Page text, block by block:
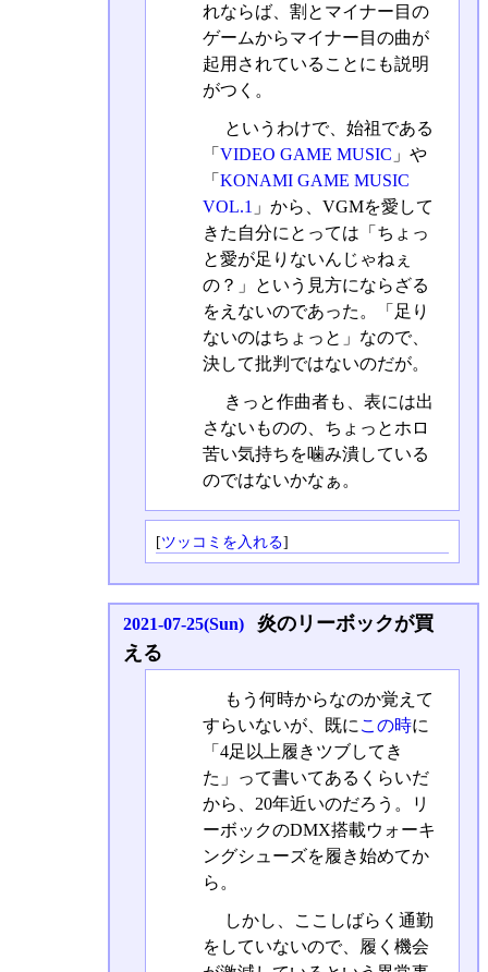
れならば、割とマイナー目の
ゲームからマイナー目の曲が
起用されていることにも説明
がつく。
というわけで、始祖である
「 VIDEO GAME MUSIC 」や
「 KONAMI GAME MUSIC
VOL.1 」から、VGMを愛して
きた自分にとっては「ちょっ
と愛が足りないんじゃねぇ
の？」という見方にならざる
をえないのであった。「足り
ないのはちょっと」なので、
決して批判ではないのだが。
きっと作曲者も、表には出
さないものの、ちょっとホロ
苦い気持ちを噛み潰している
のではないかなぁ。
[ツッコミを入れる]
2021-07-25(Sun)
炎のリーボックが買
える
もう何時からなのか覚えて
すらいないが、既に この時に
「4足以上履きツブしてき
た」って書いてあるくらいだ
から、20年近いのだろう。リ
ーボックのDMX搭載ウォーキ
ングシューズを履き始めてか
ら。
しかし、ここしばらく通勤
をしていないので、履く機会